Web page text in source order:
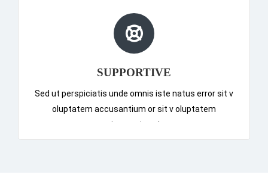
SUPPORTIVE
Sed ut perspiciatis unde omnis iste natus error sit v
oluptatem accusantium or sit v oluptatem
accusantiumor sit v oluptatem